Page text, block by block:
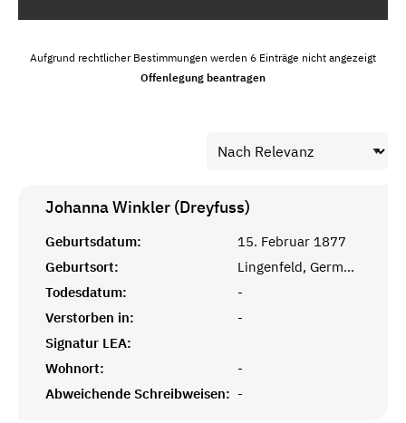
Aufgrund rechtlicher Bestimmungen werden 6 Einträge nicht angezeigt
Offenlegung beantragen
Johanna Winkler (Dreyfuss)
Geburtsdatum:
15. Februar 1877
Geburtsort:
Lingenfeld, Germersheim
Todesdatum:
-
Verstorben in:
-
Signatur LEA:
Wohnort:
-
Abweichende Schreibweisen: -